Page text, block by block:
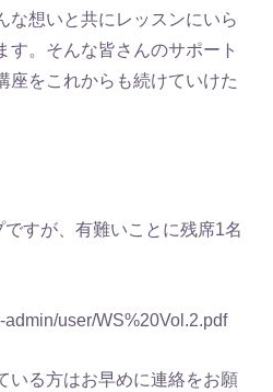
な想いと共にレッスンにいら
す。そんな皆さんのサポート
座をこれからも続けていけた
すが、有難いことに残席1名
user/WS%20Vol.2.pdf
いる方はお早めに連絡をお願